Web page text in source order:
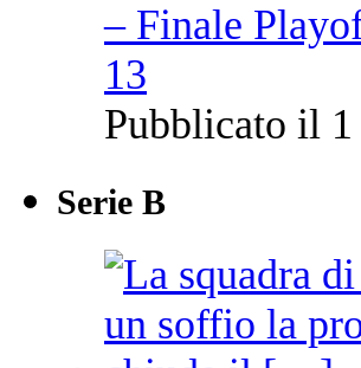
– Finale
13
Pubblicato il
Serie B